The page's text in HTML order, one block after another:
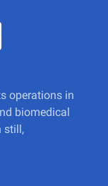
operations in
biomedical
still,